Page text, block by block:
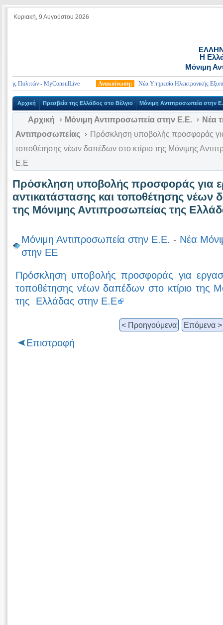
Κυριακή, 9 Αυγούστου 2026
Η
Μόνιμη
Πολιτών - MyConsulLive Ανακοίνωση: Νέα Υπηρεσία Ηλεκτρονικής
Αρχική Πρεσβεία της Ελλάδος στο Βέλγιο Μόνιμη Αντιπροσωπεία στην
Αρχική Μόνιμη Αντιπροσωπεία στην Ε.Ε.
Νέα
Αντιπροσωπείας
Πρόσκληση υποβολής προσφοράς για
τοποθέτησης νέων δαπέδων στο κτίριο της Μόνιμης
Ε.Ε
Πρόσκληση υποβολής προσφοράς για
αντικατάστασης και τοποθέτησης νέων
της Μόνιμης Αντιπροσωπείας της
Μόνιμη Αντιπροσωπεία στην Ε.Ε. - Νέα
στην ΕΕ
Πρόσκληση υποβολής προσφοράς για
τοποθέτησης νέων δαπέδων στο κτίριο της
της Ελλάδας στην Ε.Ε
< Προηγούμενα Επόμενα >
Επιστροφή